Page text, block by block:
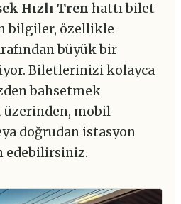
Hızlı Tren hattı bilet
bilgiler, özellikle
büyük bir
Biletlerinizi kolayca
bahsetmek
mobil
doğrudan istasyon
edebilirsiniz.